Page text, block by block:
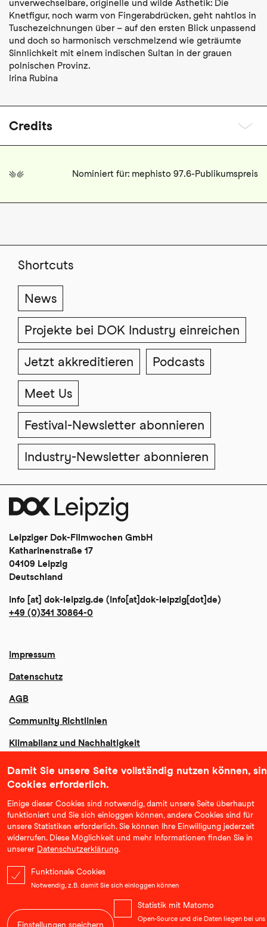
unverwechselbare, originelle und wilde Ästhetik: Die
Knetfigur, noch warm von Fingerabdrücken, geht nahtlos in
Tuschezeichnungen über – auf den ersten Blick unpassend
und doch so harmonisch verschmelzend wie geträumte
Sinnlichkeit mit einem indischen Sultan in der grauen
polnischen Provinz.
Irina Rubina
Credits
Nominiert für: mephisto 97.6-Publikumspreis
Shortcuts
News
Projekte bei DOK Industry einreichen
Jetzt akkreditieren Podcasts
Meet Us
Festival-Newsletter abonnieren
Industry-Newsletter abonnieren
Leipziger Dok-Filmwochen GmbH
Katharinenstraße 17
04109 Leipzig
Deutschland
info [at] dok-leipzig.de (info[at]dok-leipzig[dot]de)
+49 (0)341 30864-0
Impressum
Datenschutz
AGB
Community Richtlinien
Klimabilanz und Nachhaltigkeit
Erklärung zur Barrierefreiheit
Damit Sie unsere Seite vollständig nutzen können,
Cookies erforderlich.
Einige dieser Cookies sind notwendig, damit unsere Seite überhaupt
funktioniert und Sie sich einloggen können, andere Cookies sind für
unsere Statistiken erforderlich. Sie können Ihre Einwilligung jederzeit
widerrufen. Diese Möglichkeit und mehr Informationen finden Sie in
unserer Datenschutzerklärung.
Funktionale Cookies
Notwendig, z.B. damit Sie sich einloggen können
Statistik mit Matomo
Open-Source und die Daten liegen bei uns
Einstellungen speichern